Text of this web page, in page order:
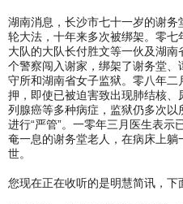
湖南消息，长沙市七十一岁的谢
轮大法，十年来多次被绑架。零
大队的大队长付胜文等一伙及湖
个警察闯入谢家，绑架了谢务堂
守所和湖南省女子监狱。零八年
押，即使已被迫害致出现肺结核
列腺癌等多种病症，监狱仍多次
进行“严管”。一零年三月医生表示
奄一息的谢务堂老人，在病床上
世。
您现在正在收听的是明慧简讯，下